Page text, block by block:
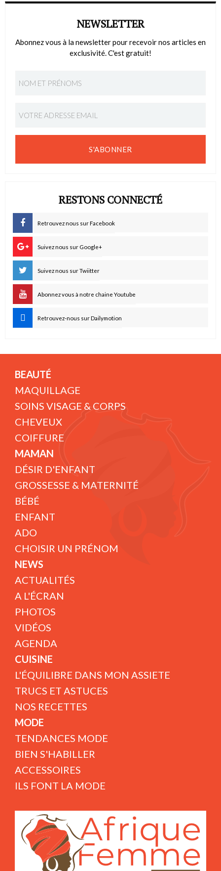
NEWSLETTER
Abonnez vous à la newsletter pour recevoir nos articles en
exclusivité. C'est gratuit!
S'ABONNER
RESTONS CONNECTÉ
Retrouvez nous sur Facebook
Suivez nous sur Google+
Suivez nous sur Twiitter
Abonnez vous à notre chaine Youtube
Retrouvez-nous sur Dailymotion
BEAUTÉ
MAQUILLAGE
SOINS VISAGE & CORPS
CHEVEUX
COIFFURE
MAMAN
DÉSIR D'ENFANT
GROSSESSE & MATERNITÉ
BÉBÉ
ENFANT
ADO
CHOISIR UN PRÉNOM
NEWS
ACTUALITÉS
A L'ÉCRAN
PHOTOS
VIDÉOS
AGENDA
CUISINE
L'ÉQUILIBRE DANS MON ASSIETE
TRUCS ET ASTUCES
NOS RECETTES
MODE
TENDANCES MODE
BIEN S'HABILLER
ACCESSOIRES
ILS FONT LA MODE